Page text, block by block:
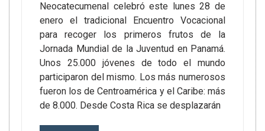
Neocatecumenal celebró este lunes 28 de
enero el tradicional Encuentro Vocacional
para recoger los primeros frutos de la
Jornada Mundial de la Juventud en Panamá.
Unos 25.000 jóvenes de todo el mundo
participaron del mismo. Los más numerosos
fueron los de Centroamérica y el Caribe: más
de 8.000. Desde Costa Rica se desplazarán